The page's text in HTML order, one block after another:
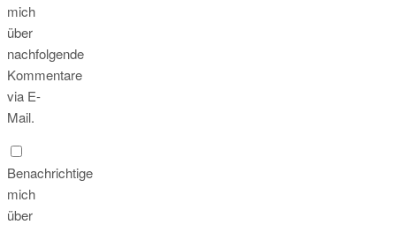
mich
über
nachfolgende
Kommentare
via E-
Mail.
Benachrichtige
mich
über